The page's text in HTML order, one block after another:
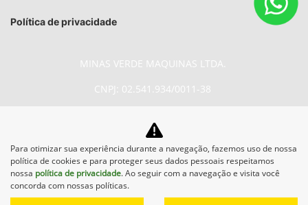
Política de privacidade
MINAS VERDE MAQUINAS LTDA.
CNPJ: 02.541.934/0011-38
No trânsito, enxergar o outro
salva vidas.
Para otimizar sua experiência durante a navegação, fazemos uso de nossa
política de cookies e para proteger seus dados pessoais respeitamos
nossa política de privacidade. Ao seguir com a navegação e visita você
concorda com nossas políticas.